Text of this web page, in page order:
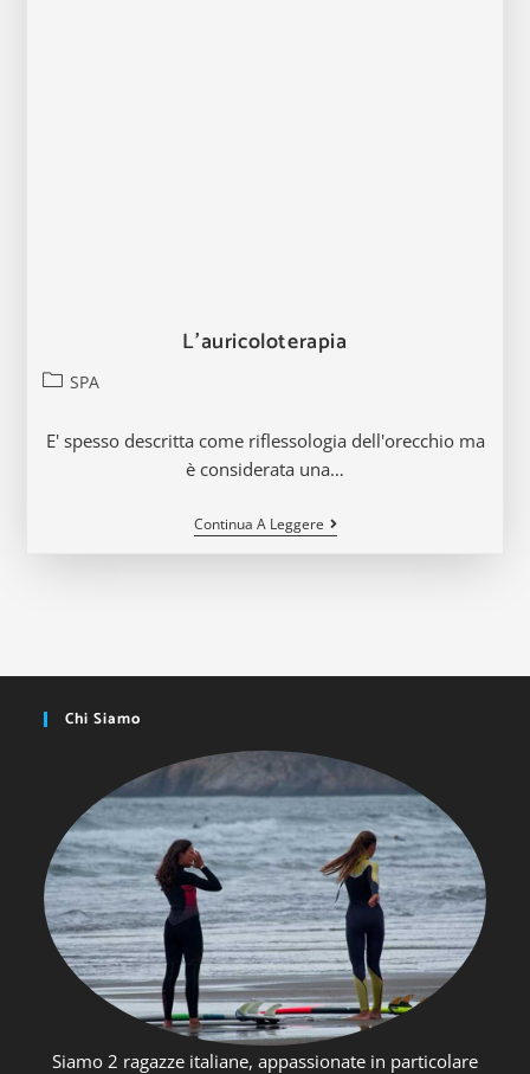
L’auricoloterapia
Categoria
SPA
E' spesso descritta come riflessologia dell'orecchio ma
è considerata una…
Continua A LeggereL’auricoloterapia
Chi Siamo
Siamo 2 ragazze italiane, appassionate in particolare